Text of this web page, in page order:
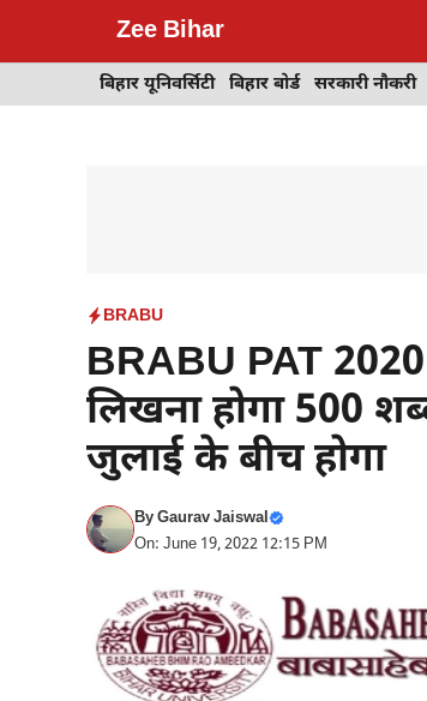
Zee Bihar
बिहार यूनिवर्सिटी बिहार बोर्ड सरकारी नौकरी
BRABU
BRABU PAT
लिखना होगा 500
जुलाई के बीच होगा
ByGaurav Jaiswal
On: June 19, 2022 12:15 PM